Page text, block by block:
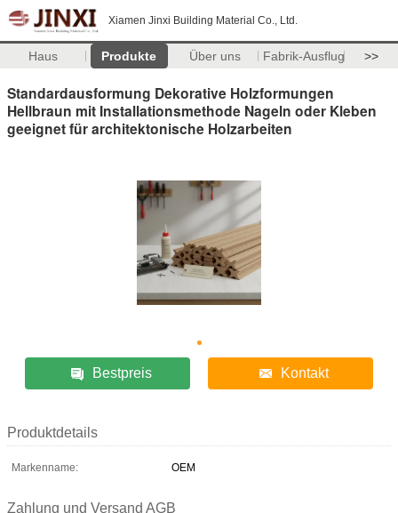
Xiamen Jinxi Building Material Co., Ltd.
Haus Produkte Über uns Fabrik-Ausflug >>
Standardausformung Dekorative Holzformungen
Hellbraun mit Installationsmethode Nageln oder Kleben
geeignet für architektonische Holzarbeiten
Bestpreis Kontakt
Produktdetails
Markenname: OEM
Zahlung und Versand AGB